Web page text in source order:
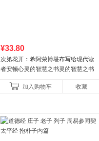
¥33.80
次第花开：希阿荣博堪布写给现代读
者安顿心灵的智慧之书灵的智慧之书
加入购物车 收藏